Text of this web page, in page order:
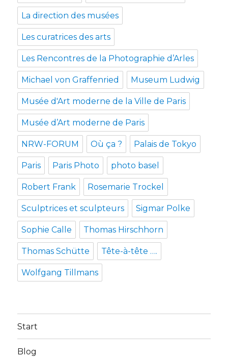
La direction des musées
Les curatrices des arts
Les Rencontres de la Photographie d’Arles
Michael von Graffenried Museum Ludwig
Musée d'Art moderne de la Ville de Paris
Musée d’Art moderne de Paris
NRW-FORUM Où ça ? Palais de Tokyo
Paris Paris Photo photo basel
Robert Frank Rosemarie Trockel
Sculptrices et sculpteurs Sigmar Polke
Sophie Calle Thomas Hirschhorn
Thomas Schütte Tête-à-tête ….
Wolfgang Tillmans
Start
Blog